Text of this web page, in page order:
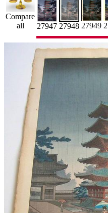
Compare
all
27947 27948 27949